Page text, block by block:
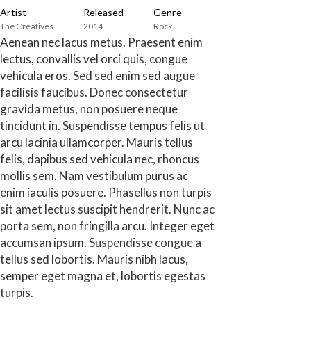
Artist
The Creatives
Released
2014
Genre
Rock
Aenean nec lacus metus. Praesent enim
lectus, convallis vel orci quis, congue
vehicula eros. Sed sed enim sed augue
facilisis faucibus. Donec consectetur
gravida metus, non posuere neque
tincidunt in. Suspendisse tempus felis ut
arcu lacinia ullamcorper. Mauris tellus
felis, dapibus sed vehicula nec, rhoncus
mollis sem. Nam vestibulum purus ac
enim iaculis posuere. Phasellus non turpis
sit amet lectus suscipit hendrerit. Nunc ac
porta sem, non fringilla arcu. Integer eget
accumsan ipsum. Suspendisse congue a
tellus sed lobortis. Mauris nibh lacus,
semper eget magna et, lobortis egestas
turpis.